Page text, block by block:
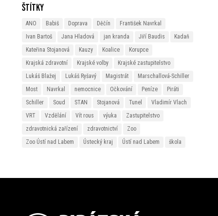
Štítky
ANO Babiš Doprava Děčín
František Navrkal
Ivan Bartoš
Jana Hladová jan kranda Jiří Baudis
Kadaň
Kateřina Stojanová
Kauzy Koalice
Korupce
Krajská zdravotní
Krajské volby
Krajské zastupitelstvo
Lukáš Blažej
Lukáš Ryšavý Magistrát
Marschallová-Schiller
Most
Navrkal nemocnice Očkování Peníze
Piráti
Schiller
Soud STAN Stojanová Tunel
Vladimír Vlach
VRT
Vzdělání Vít rous výuka
Zastupitelstvo
zdravotnická zařízení
zdravotnictví
Zoo
Zoo Ústí nad Labem
Ústecký kraj Ústí nad Labem škola